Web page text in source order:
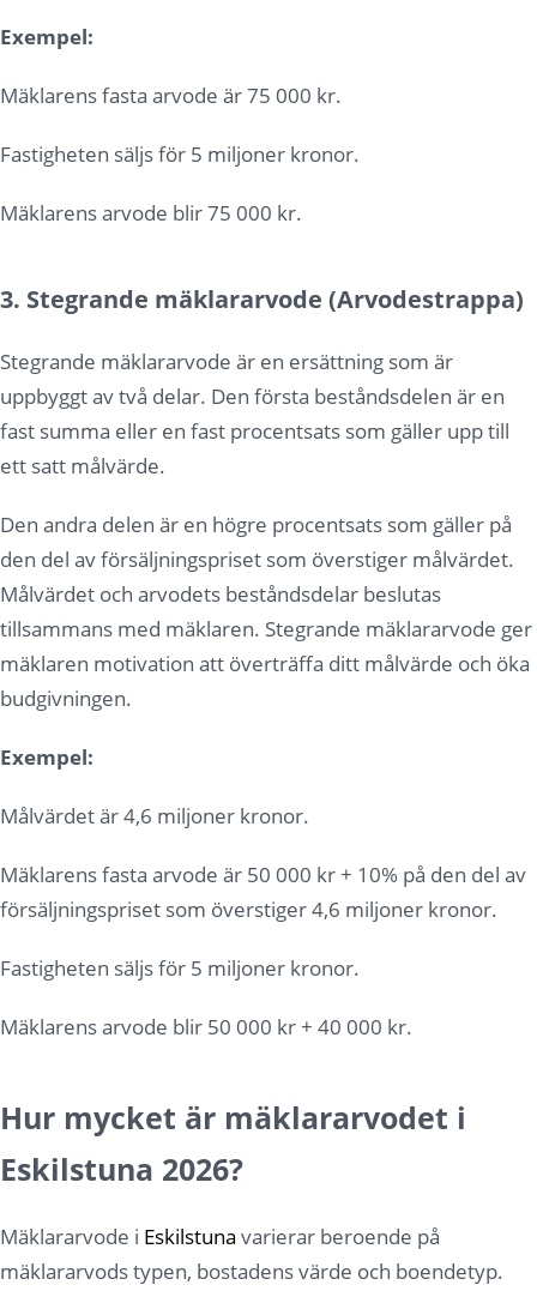
Exempel:
Mäklarens fasta arvode är 75 000 kr.
Fastigheten säljs för 5 miljoner kronor.
Mäklarens arvode blir 75 000 kr.
3. Stegrande mäklararvode (Arvodestrappa)
Stegrande mäklararvode är en ersättning som är
uppbyggt av två delar. Den första beståndsdelen är en
fast summa eller en fast procentsats som gäller upp till
ett satt målvärde.
Den andra delen är en högre procentsats som gäller på
den del av försäljningspriset som överstiger målvärdet.
Målvärdet och arvodets beståndsdelar beslutas
tillsammans med mäklaren. Stegrande mäklararvode ger
mäklaren motivation att överträffa ditt målvärde och öka
budgivningen.
Exempel:
Målvärdet är 4,6 miljoner kronor.
Mäklarens fasta arvode är 50 000 kr + 10% på den del av
försäljningspriset som överstiger 4,6 miljoner kronor.
Fastigheten säljs för 5 miljoner kronor.
Mäklarens arvode blir 50 000 kr + 40 000 kr.
Hur mycket är mäklararvodet i
Eskilstuna 2026?
Mäklararvode i Eskilstuna varierar beroende på
mäklararvods typen, bostadens värde och boendetyp.